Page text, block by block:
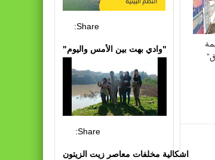
Share:
"وادي بهت بين الأمس واليوم"
Share:
اشكالية مخلفات معاصر زيت الزيتون